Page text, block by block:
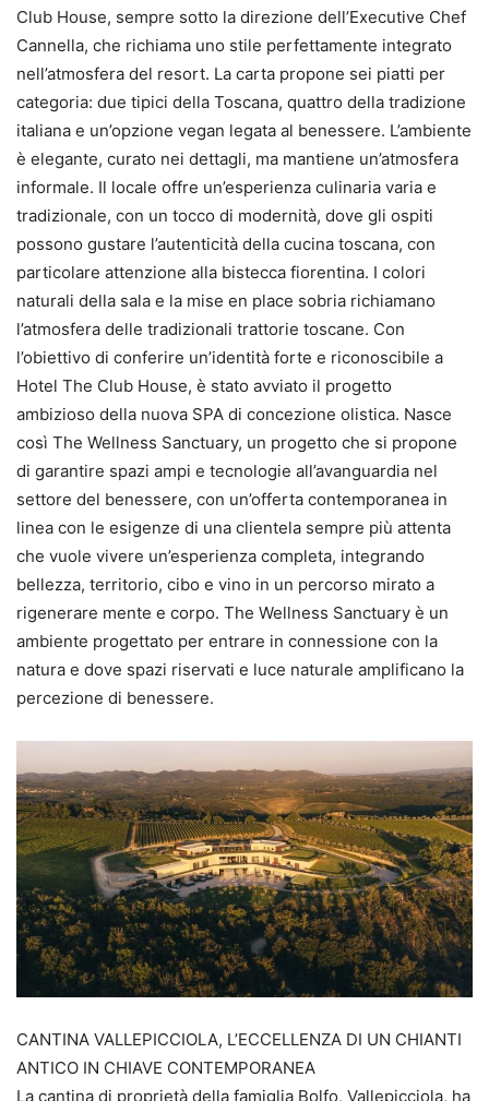
Club House, sempre sotto la direzione dell’Executive Chef
Cannella, che richiama uno stile perfettamente integrato
nell’atmosfera del resort. La carta propone sei piatti per
categoria: due tipici della Toscana, quattro della tradizione
italiana e un’opzione vegan legata al benessere. L’ambiente
è elegante, curato nei dettagli, ma mantiene un’atmosfera
informale. Il locale offre un’esperienza culinaria varia e
tradizionale, con un tocco di modernità, dove gli ospiti
possono gustare l’autenticità della cucina toscana, con
particolare attenzione alla bistecca fiorentina. I colori
naturali della sala e la mise en place sobria richiamano
l’atmosfera delle tradizionali trattorie toscane. Con
l’obiettivo di conferire un’identità forte e riconoscibile a
Hotel The Club House, è stato avviato il progetto
ambizioso della nuova SPA di concezione olistica. Nasce
così The Wellness Sanctuary, un progetto che si propone
di garantire spazi ampi e tecnologie all’avanguardia nel
settore del benessere, con un’offerta contemporanea in
linea con le esigenze di una clientela sempre più attenta
che vuole vivere un’esperienza completa, integrando
bellezza, territorio, cibo e vino in un percorso mirato a
rigenerare mente e corpo. The Wellness Sanctuary è un
ambiente progettato per entrare in connessione con la
natura e dove spazi riservati e luce naturale amplificano la
percezione di benessere.
CANTINA VALLEPICCIOLA, L’ECCELLENZA DI UN CHIANTI
ANTICO IN CHIAVE CONTEMPORANEA
La cantina di proprietà della famiglia Bolfo, Vallepicciola, ha